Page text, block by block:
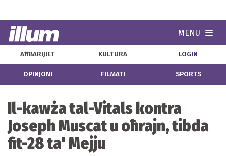
MENU
AĦBARIJIET KULTURA LOGIN
OPINJONI FILMATI SPORTS
Il-kawża tal-Vitals kontra
Joseph Muscat u oħrajn, tibda
fit-28 ta' Mejju